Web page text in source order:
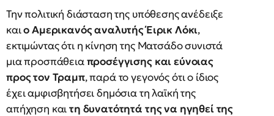
Την πολιτική διάσταση της υπόθεσης ανέδειξε
καιο Αμερικανός αναλυτής Έιρικ Λόκι,
εκτιμώντας ότι η κίνηση της Ματσάδο συνιστά
μια προσπάθειαπροσέγγισης και εύνοιας
προς τον Τραμπ, παρά το γεγονός ότι ο ίδιος
έχει αμφισβητήσει δημόσια τη λαϊκή της
απήχηση καιτη δυνατότητά της να ηγηθεί της